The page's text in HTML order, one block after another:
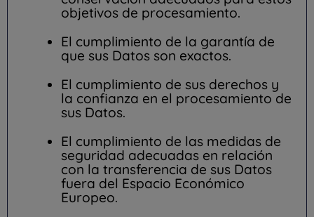
objetivos de procesamiento.
El cumplimiento de la garantía de
que sus Datos son exactos.
El cumplimiento de sus derechos y
la confianza en el procesamiento de
sus Datos.
El cumplimiento de las medidas de
seguridad adecuadas en relación
con la transferencia de sus Datos
fuera del Espacio Económico
Europeo.